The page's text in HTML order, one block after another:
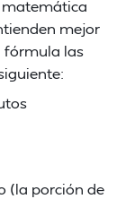
mejor
fórmula las
(la porción de